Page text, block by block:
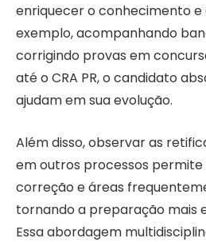
enriquecer o conhecimento e
exemplo, acompanhando
corrigindo provas em
até o CRA PR, o candidato
ajudam em sua evolução.
Além disso, observar as
em outros processos
correção e áreas
tornando a preparação mais
Essa abordagem